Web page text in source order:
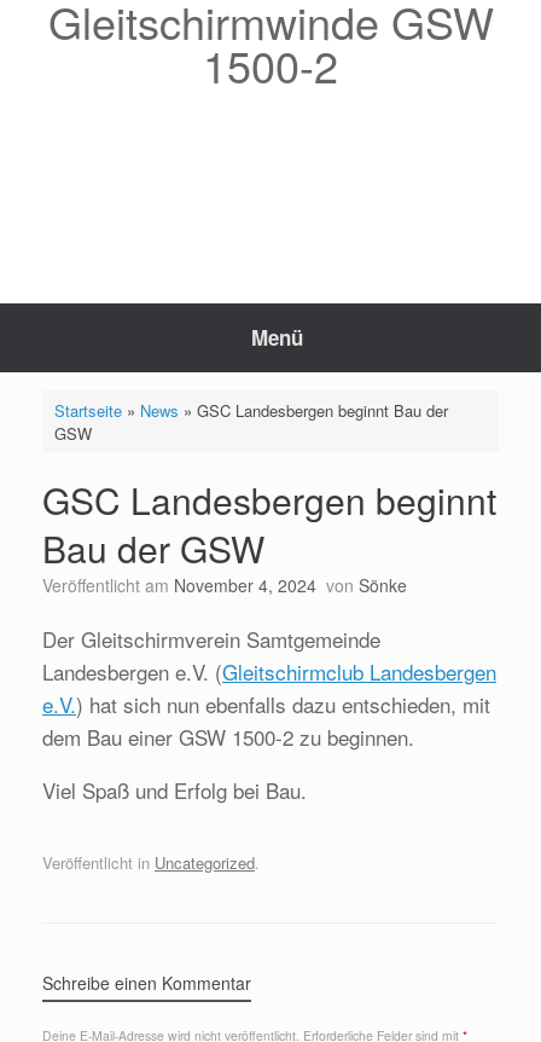
Gleitschirmwinde GSW
1500-2
Menü
Startseite» News » GSC Landesbergen beginnt Bau der
GSW
GSC Landesbergen beginnt
Bau der GSW
Veröffentlicht am November 4, 2024 von Sönke
Der Gleitschirmverein Samtgemeinde
Landesbergen e.V. (Gleitschirmclub Landesbergen
e.V.) hat sich nun ebenfalls dazu entschieden, mit
dem Bau einer GSW 1500-2 zu beginnen.
Viel Spaß und Erfolg bei Bau.
Veröffentlicht in Uncategorized.
Schreibe einen Kommentar
Deine E-Mail-Adresse wird nicht veröffentlicht. Erforderliche Felder sind mit *